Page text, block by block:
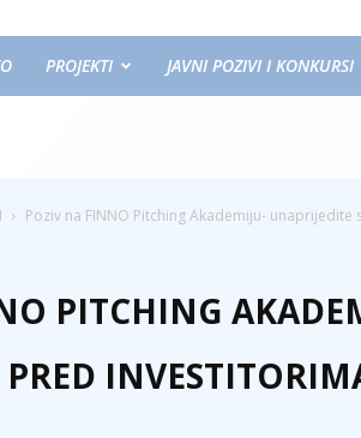
PROJEKTI JAVNI POZIVI I KONKURSI
Poziv na FINNO Pitching Akademiju-
PITCHING
PRED